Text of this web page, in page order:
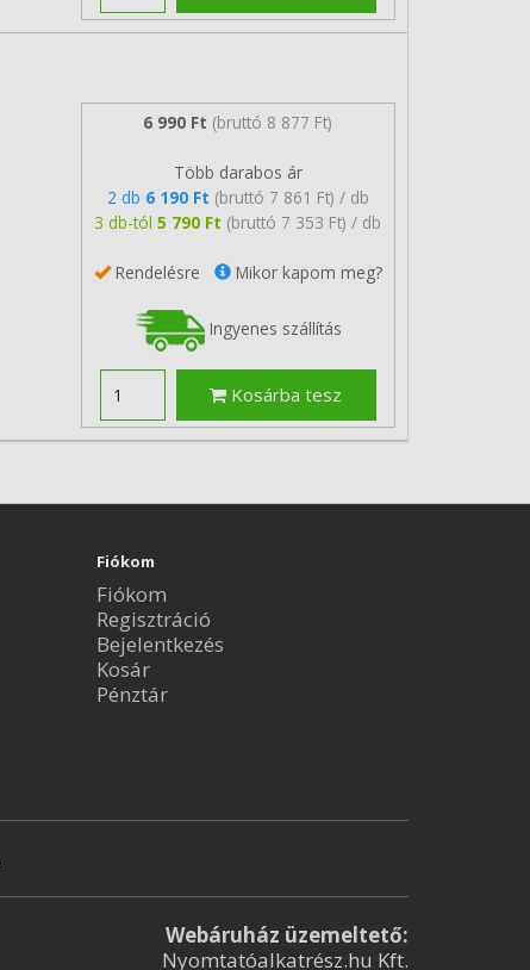
6 990 Ft (bruttó 8 877 Ft)
Több darabos ár
2 db 6 190 Ft (bruttó 7 861 Ft) / db
3 db-tól5 790 Ft (bruttó 7 353 Ft) / db
Rendelésre Mikor kapom meg?
Ingyenes szállítás
Kosárba tesz
Fiókom
Fiókom
Regisztráció
Bejelentkezés
Kosár
Pénztár
Webáruház üzemeltető:
Nyomtatóalkatrész.hu Kft.